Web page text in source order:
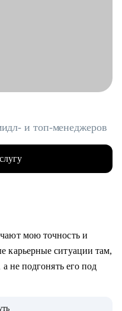
и топ-менеджеров
мою точность и
карьерные ситуации там,
не подгонять его под